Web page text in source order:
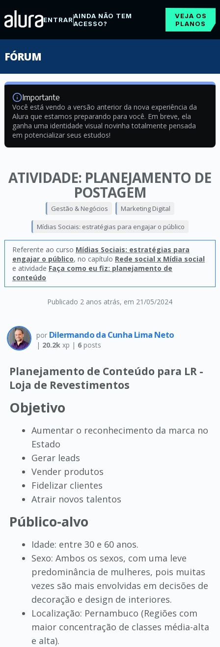
ENTRARAINDA NÃO TEM
ACESSO?
VEJA OS
PLANOS
FÓRUM
Importante
Você está vendo a versão anterior da nova experiência da
Alura que estamos preparando para você. Em breve, ela
ganha uma identidade visual novinha totalmente pensada
em potencializar seus estudos!
ATIVIDADE: PLANEJAMENTO DE
POSTAGEM
Publicado 2 anos atrás, em 21/05/2024
Gestão & Negócios Marketing Digital
Mídias Sociais: estratégias para engajar o público
Referente ao curso Mídias Sociais: estratégias para
engajar o público, no capítulo Rede social x Mídia social
e atividade Faça como eu fiz: planejamento de
conteúdo
por Dilermando da Cunha Lima Neto
| 20.2kxp | 6posts
Planejamento de Conteúdo para LR -
Loja de Revestimentos
Objetivo
Aumentar o reconhecimento da marca no
Estado
Gerar leads
Vender produtos
Fidelizar clientes
Atrair novos talentos
Público-alvo
Idade: entre 30 e 60 anos.
Sexo: Ambos os sexos, com uma leve
predominância de mulheres, pois muitas
vezes são mais envolvidas em decisões de
decoração e design de interiores.
Localização: Pernambuco (Regiões com
maior concentração de classes média-alta
e alta).